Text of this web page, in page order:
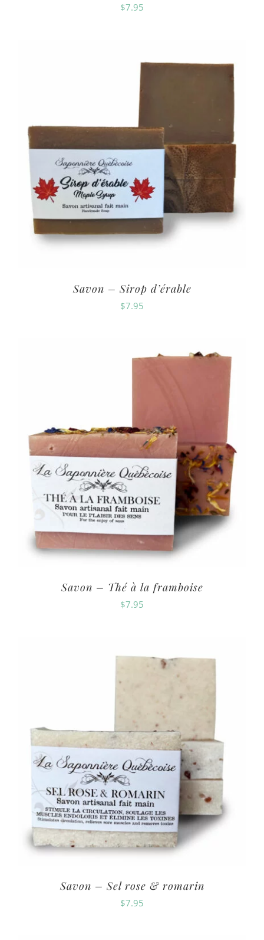
$7.95
Savon – Sirop d’érable
$7.95
Savon – Thé à la framboise
$7.95
Savon – Sel rose & romarin
$7.95